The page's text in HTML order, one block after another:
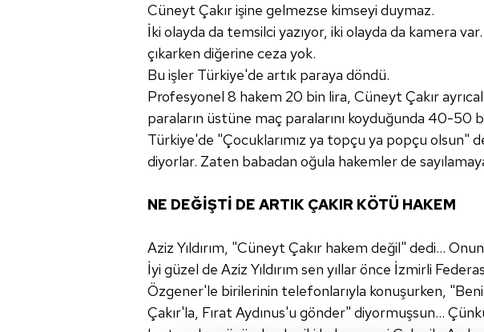
Cüneyt Çakır işine gelmezse kimseyi duymaz.
İki olayda da temsilci yazıyor, iki olayda da kamera
çıkarken diğerine ceza yok.
Bu işler Türkiye'de artık paraya döndü.
Profesyonel 8 hakem 20 bin lira, Cüneyt Çakır
paraların üstüne maç paralarını koyduğunda 40-50
Türkiye'de "Çocuklarımız ya topçu ya popçu olsun"
diyorlar. Zaten babadan oğula hakemler de
NE DEĞİŞTİ DE ARTIK ÇAKIR KÖTÜ HAKEM
Aziz Yıldırım, "Cüneyt Çakır hakem değil" dedi...
İyi güzel de Aziz Yıldırım sen yıllar önce İzmirli
Özgener'le birilerinin telefonlarıyla konuşurken,
Çakır'la, Fırat Aydınus'u gönder" diyormuşsun...